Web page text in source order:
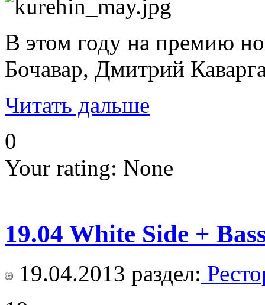
В этом году на премию
Бочавар, Дмитрий
Читать дальше
0
Your rating: None
19.04 White Side +
19.04.2013 раздел: